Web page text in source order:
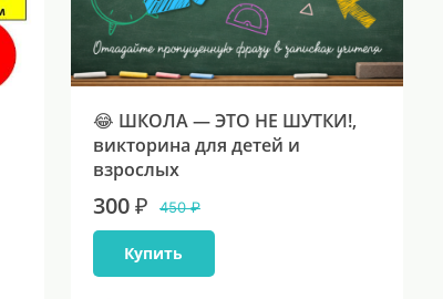
😂 ШКОЛА — ЭТО НЕ ШУТКИ!,
викторина для детей и
взрослых
300 ₽ 450 ₽
Купить